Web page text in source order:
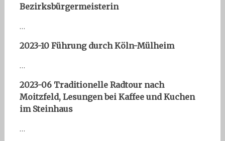
Bezirksbürgermeisterin
…
2023-10 Führung durch Köln-Mülheim
…
2023-06 Traditionelle Radtour nach
Moitzfeld, Lesungen bei Kaffee und Kuchen
im Steinhaus
…